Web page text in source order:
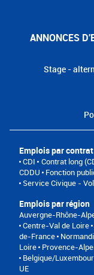
ANNONCES
Stage -
Emplois par contrat
CDI Contrat long
CDDU
Fonction
Service Civique -
Emplois par région
Auvergne-Rhône-
Centre-Val de Loire
de-France
Loire Provence-
Belgique/
UE